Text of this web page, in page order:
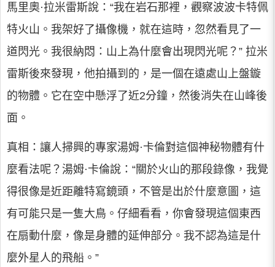
馬里奧·拉米雷斯說：“我在岩石那裡，觀察波波卡特佩
特火山。我架好了攝像機，就在這時，忽然看見了一
道閃光。我很納悶：山上為什麼會出現閃光呢？” 拉米
雷斯後來發現，他拍攝到的，是一個在遠處山上盤鏇
的物體。它在空中懸浮了近2分鐘，然後消失在山峰後
面。
真相：讓人掃興的專家湯姆·卡倫對這個神秘物體有什
麼看法呢？湯姆·卡倫說：“關於火山的那段錄像，我覺
得很像是近距離特寫鏡頭，不管是出於什麼意圖，這
有可能只是一隻大鳥。仔細看看，你會發現這個東西
在扇動什麼，像是身體的延伸部分。我不認為這是什
麼外星人的飛船。”